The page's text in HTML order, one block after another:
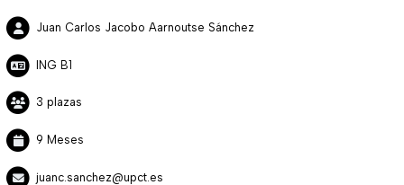
Juan Carlos Jacobo Aarnoutse Sánchez
ING B1
3 plazas
9 Meses
juanc.sanchez@upct.es